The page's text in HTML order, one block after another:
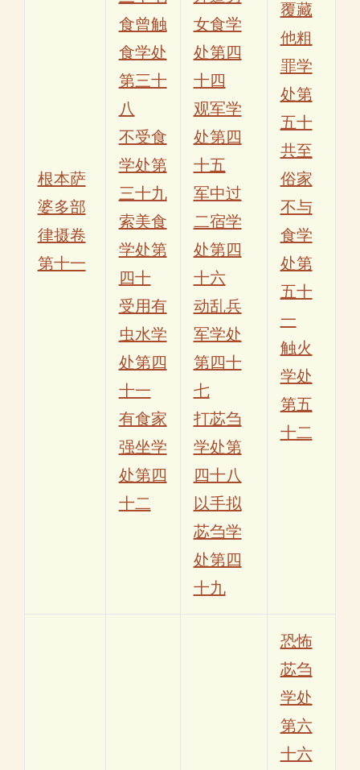
根本萨
婆多部
律摄卷
第十一
食曾触
食学处
第三十
八
不受食
学处第
三十九
索美食
学处第
四十
受用有
虫水学
处第四
十一
有食家
强坐学
处第四
十二
女食学
处第四
十四
观军学
处第四
十五
军中过
二宿学
处第四
十六
动乱兵
军学处
第四十
七
打苾刍
学处第
四十八
以手拟
苾刍学
处第四
十九
覆藏
他粗
罪学
处第
五十
共至
俗家
不与
食学
处第
五十
一
触火
学处
第五
十二
恐怖
苾刍
学处
第六
十六